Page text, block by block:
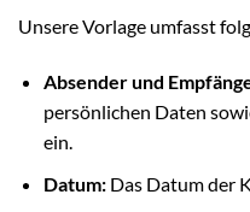
Unsere Vorlage umfasst
Absender und
persönlichen Daten
ein.
Datum:Das Datum der